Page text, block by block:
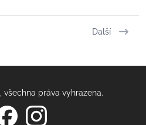
Další
, všechna práva vyhrazena.